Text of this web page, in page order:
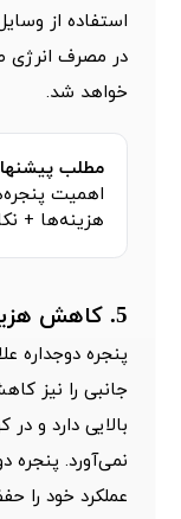
استفاده از
در مصرف انرژی
خواهد شد.
مطلب
اهمیت
هزینه‌ها +
5. کاهش هزینه‌ها
پنجره دوجداره
جانبی را نیز
بالایی دارد و
نمی‌آورد. پنجره
عملکرد خود را